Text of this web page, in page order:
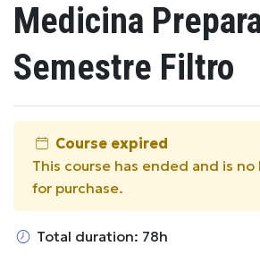
Medicina
Semestre Filtro
Course expired
This course has ended and is
for purchase.
Total duration: 78h